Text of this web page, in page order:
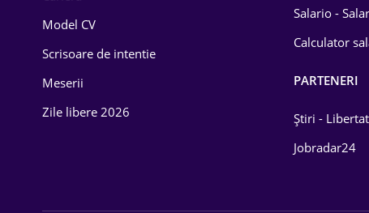
Farma
Model CV
Scrisoare de intentie
Meserii
Zile libere 2026
Salario -
Calculator
PARTENERI
Știri -
Jobradar24